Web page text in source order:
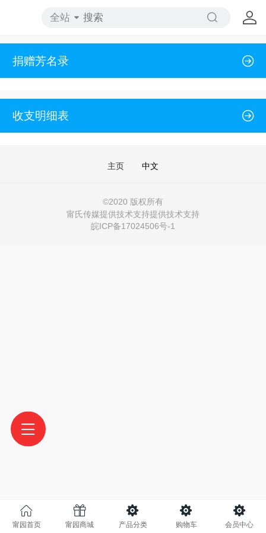
全站
捐赠芳名录
收支明细表
主页 中文
©2020 版权所有
甯氏传媒提供技术支持提供技术支持
皖ICP备17024506号-1
甯园首页 甯园商城 产品分类 购物车 会员中心